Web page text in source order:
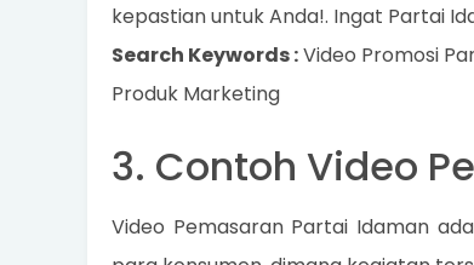
kepastian untuk Anda!. Ingat Partai
Search Keywords :Video Promosi
Produk Marketing
3. Contoh Video
Video Pemasaran Partai Idaman